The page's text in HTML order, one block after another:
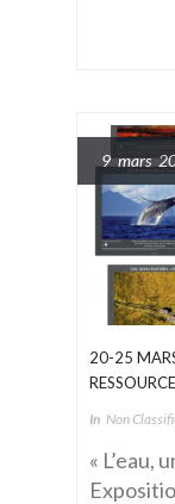
9 mars
20-25
In Non
« L’eau,